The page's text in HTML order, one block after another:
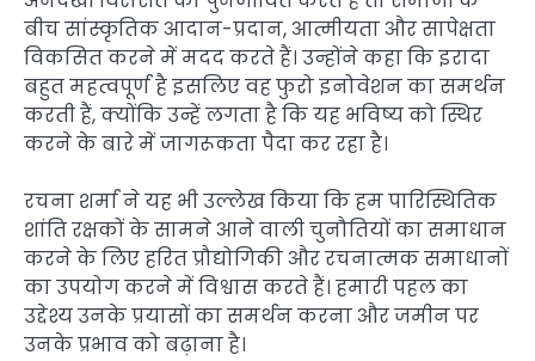
बीच सांस्कृतिक आदान-प्रदान, आत्मीयता और सापेक्षता
विकसित करने में मदद करते हैं। उन्होंने कहा कि इरादा
बहुत महत्वपूर्ण है इसलिए वह फुरो इनोवेशन का समर्थन
करती हैं, क्योंकि उन्हें लगता है कि यह भविष्य को स्थिर
करने के बारे में जागरूकता पैदा कर रहा है।
रचना शर्मा ने यह भी उल्लेख किया कि हम पारिस्थितिक
शांति रक्षकों के सामने आने वाली चुनौतियों का समाधान
करने के लिए हरित प्रौद्योगिकी और रचनात्मक समाधानों
का उपयोग करने में विश्वास करते हैं। हमारी पहल का
उद्देश्य उनके प्रयासों का समर्थन करना और जमीन पर
उनके प्रभाव को बढ़ाना है।